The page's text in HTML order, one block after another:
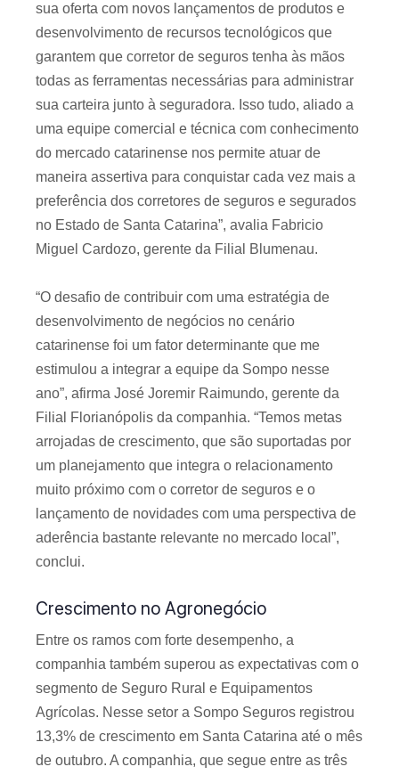
sua oferta com novos lançamentos de produtos e
desenvolvimento de recursos tecnológicos que
garantem que corretor de seguros tenha às mãos
todas as ferramentas necessárias para administrar
sua carteira junto à seguradora. Isso tudo, aliado a
uma equipe comercial e técnica com conhecimento
do mercado catarinense nos permite atuar de
maneira assertiva para conquistar cada vez mais a
preferência dos corretores de seguros e segurados
no Estado de Santa Catarina”, avalia Fabricio
Miguel Cardozo, gerente da Filial Blumenau.
“O desafio de contribuir com uma estratégia de
desenvolvimento de negócios no cenário
catarinense foi um fator determinante que me
estimulou a integrar a equipe da Sompo nesse
ano”, afirma José Joremir Raimundo, gerente da
Filial Florianópolis da companhia. “Temos metas
arrojadas de crescimento, que são suportadas por
um planejamento que integra o relacionamento
muito próximo com o corretor de seguros e o
lançamento de novidades com uma perspectiva de
aderência bastante relevante no mercado local”,
conclui.
Crescimento no Agronegócio
Entre os ramos com forte desempenho, a
companhia também superou as expectativas com o
segmento de Seguro Rural e Equipamentos
Agrícolas. Nesse setor a Sompo Seguros registrou
13,3% de crescimento em Santa Catarina até o mês
de outubro. A companhia, que segue entre as três